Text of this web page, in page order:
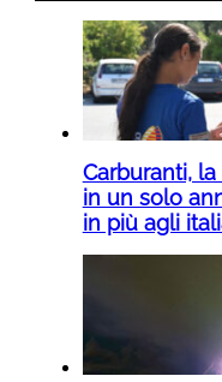
Carburanti,
in un solo
in più agli